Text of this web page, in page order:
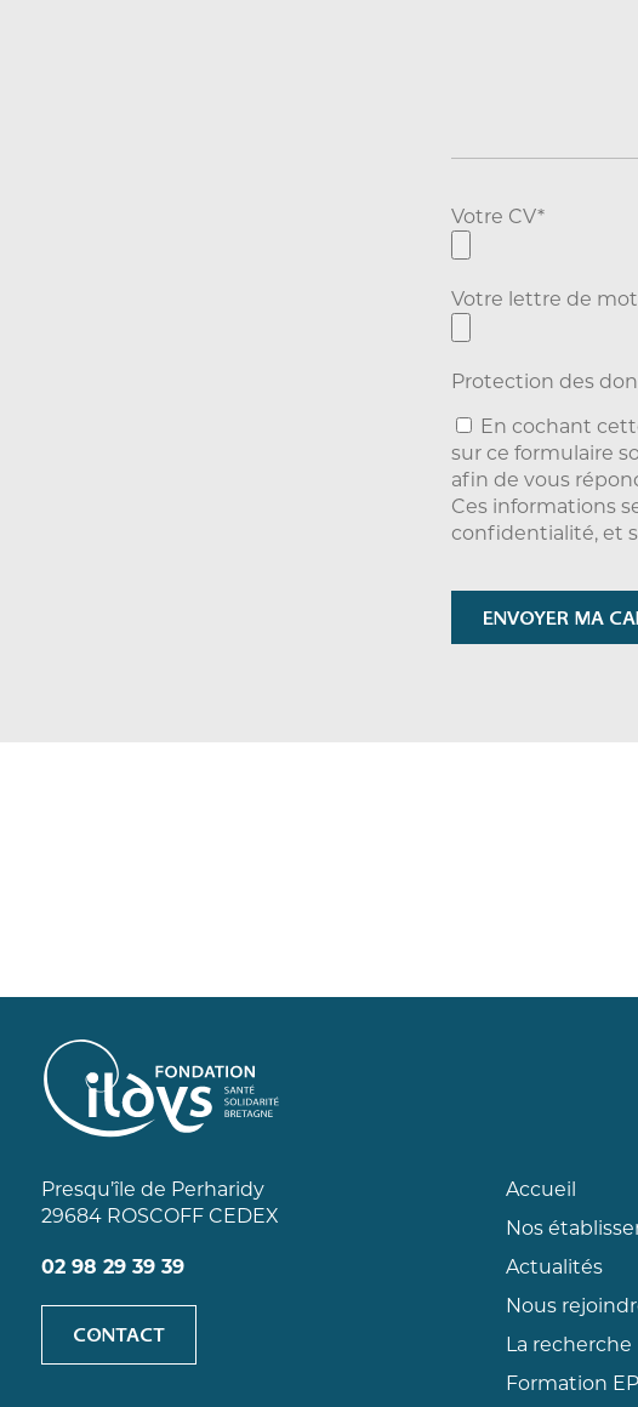
Votre CV*
Votre lettre de
Protection des
En cochant
sur ce formulaire
afin de vous
Ces informations
confidentialité, et
Presqu’île de Perharidy
29684 ROSCOFF CEDEX
02 98 29 39 39
CONTACT
Accueil
Nos
Actualités
Nous
La recherche
Formation